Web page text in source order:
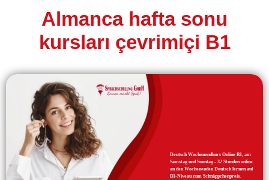
Almanca hafta sonu
kursları çevrimiçi B1
Deutsch Wochenendkurs Online B1, am
Samstag und Sonntag - 32 Stunden online
an den Wochenenden Deutsch lernen auf
B1-Niveau zum Schnäppchenpreis.